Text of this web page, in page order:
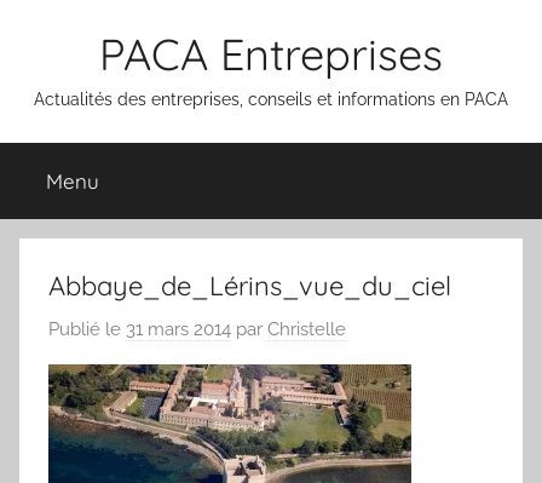
PACA Entreprises
Actualités des entreprises, conseils et informations en PACA
Menu
Abbaye_de_Lérins_vue_du_ciel
Publié le 31 mars 2014 par Christelle